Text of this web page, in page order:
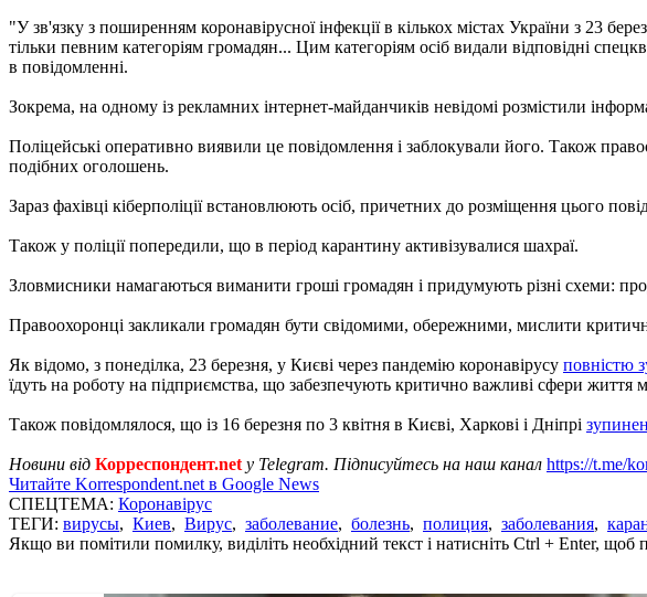
"У зв'язку з поширенням коронавірусної інфекції в кількох містах України з 23
тільки певним категоріям громадян... Цим категоріям осіб видали відповідні
в повідомленні.
Зокрема, на одному із рекламних інтернет-майданчиків невідомі розмістили
Поліцейські оперативно виявили це повідомлення і заблокували його. Також
подібних оголошень.
Зараз фахівці кіберполіції встановлюють осіб, причетних до розміщення цього
Також у поліції попередили, що в період карантину активізувалися шахраї.
Зловмисники намагаються виманити гроші громадян і придумують різні схеми:
Правоохоронці закликали громадян бути свідомими, обережними, мислити
Як відомо, з понеділка, 23 березня, у Києві через пандемію коронавірусу повністю
їдуть на роботу на підприємства, що забезпечують критично важливі сфери життя
Також повідомлялося, що із 16 березня по 3 квітня в Києві, Харкові і Дніпрі
Новини від Корреспондент.net у Telegram. Підписуйтесь на наш канал https://t.me/
Читайте Korrespondent.net в Google News
СПЕЦТЕМА: Коронавірус
ТЕГИ: вирусы, Киев, Вирус, заболевание, болезнь, полиция, заболевания,
Якщо ви помітили помилку, виділіть необхідний текст і натисніть Ctrl + Enter, щоб